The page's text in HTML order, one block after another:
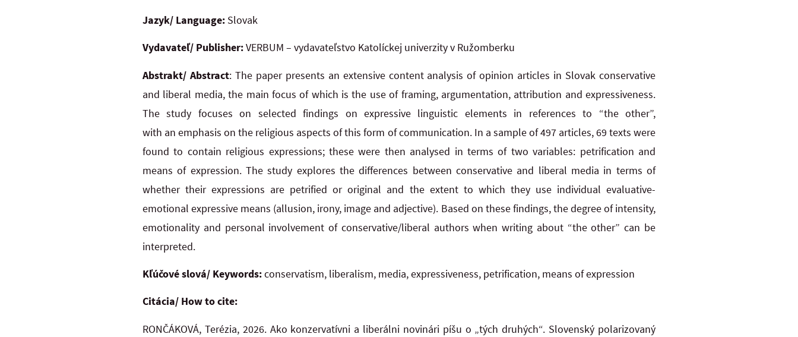
Jazyk/ Language: Slovak
Vydavateľ/ Publisher:VERBUM – vydavateľstvo Katolíckej univerzity v Ružomberku
Abstrakt/ Abstract: The paper presents an extensive content analysis of opinion articles in Slovak conservative
and liberal media, the main focus of which is the use of framing, argumentation, attribution and expressiveness.
The study focuses on selected findings on expressive linguistic elements in references to “the other”,
with an emphasis on the religious aspects of this form of communication. In a sample of 497 articles, 69 texts were
found to contain religious expressions; these were then analysed in terms of two variables: petrification and
means of expression. The study explores the differences between conservative and liberal media in terms of
whether their expressions are petrified or original and the extent to which they use individual evaluative-
emotional expressive means (allusion, irony, image and adjective). Based on these findings, the degree of intensity,
emotionality and personal involvement of conservative/liberal authors when writing about “the other” can be
interpreted.
Kľúčové slová/ Keywords:conservatism, liberalism, media, expressiveness, petrification, means of expression
Citácia/ How to cite:
RONČÁKOVÁ, Terézia, 2026. Ako konzervatívni a liberálni novinári píšu o „tých druhých“. Slovenský polarizovaný